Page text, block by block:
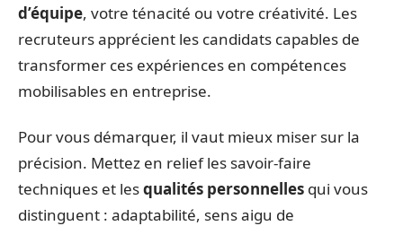
d’équipe, votre ténacité ou votre créativité. Les
recruteurs apprécient les candidats capables de
transformer ces expériences en compétences
mobilisables en entreprise.
Pour vous démarquer, il vaut mieux miser sur la
précision. Mettez en relief les savoir-faire
techniques et lesqualités personnelles qui vous
distinguent : adaptabilité, sens aigu de